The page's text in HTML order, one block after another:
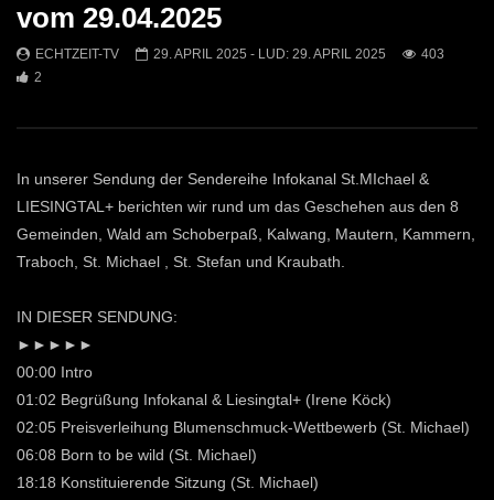
09.12.2025
ECHTZEIT-TV
25.11.2025
vom 29.04.2025
ECHTZEIT-TV 29. APRIL 2025 - LUD: 29. APRIL 2025
403
2
In unserer Sendung der Sendereihe Infokanal St.MIchael &
LIESINGTAL+ berichten wir rund um das Geschehen aus den 8
Gemeinden, Wald am Schoberpaß, Kalwang, Mautern, Kammern,
Traboch, St. Michael , St. Stefan und Kraubath.
IN DIESER SENDUNG:
►►►►►
00:00 Intro
01:02 Begrüßung Infokanal & Liesingtal+ (Irene Köck)
02:05 Preisverleihung Blumenschmuck-Wettbewerb (St. Michael)
06:08 Born to be wild (St. Michael)
18:18 Konstituierende Sitzung (St. Michael)